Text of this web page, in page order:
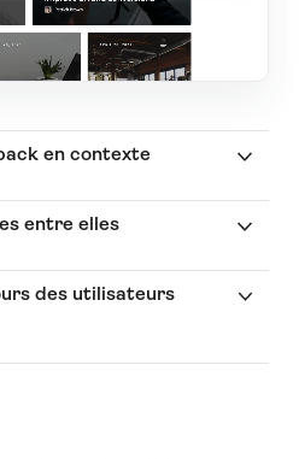
en contexte
entre elles
des utilisateurs